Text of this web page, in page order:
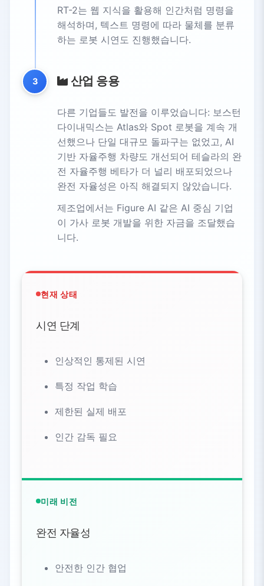
RT-2는 웹 지식을 활용해 인간처럼 명령을
해석하며, 텍스트 명령에 따라 물체를 분류
하는 로봇 시연도 진행했습니다.
3 산업 응용
다른 기업들도 발전을 이루었습니다: 보스턴
다이내믹스는 Atlas와 Spot 로봇을 계속 개
선했으나 단일 대규모 돌파구는 없었고, AI
기반 자율주행 차량도 개선되어 테슬라의 완
전 자율주행 베타가 더 널리 배포되었으나
완전 자율성은 아직 해결되지 않았습니다.
제조업에서는 Figure AI 같은 AI 중심 기업
이 가사 로봇 개발을 위한 자금을 조달했습
니다.
현재 상태
시연 단계
인상적인 통제된 시연
특정 작업 학습
제한된 실제 배포
인간 감독 필요
미래 비전
완전 자율성
안전한 인간 협업